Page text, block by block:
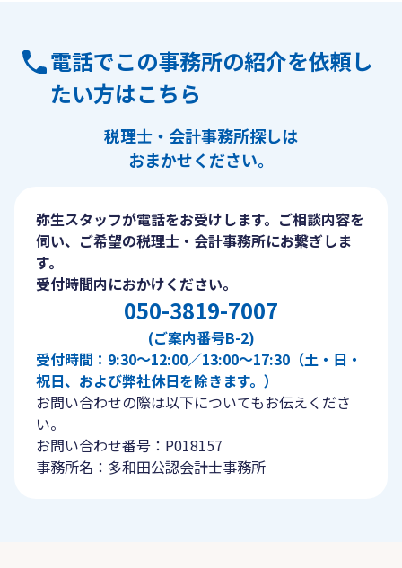
電話でこの事務所の紹介を依頼し
たい方はこちら
税理士・会計事務所探しは
おまかせください。
弥生スタッフが電話をお受けします。ご相談内容を
伺い、ご希望の税理士・会計事務所にお繋ぎしま
す。
受付時間内におかけください。
050-3819-7007
(ご案内番号B-2)
受付時間：9:30〜12:00／13:00〜17:30（土・日・
祝日、および弊社休日を除きます。）
お問い合わせの際は以下についてもお伝えくださ
い。
お問い合わせ番号：P018157
事務所名：多和田公認会計士事務所